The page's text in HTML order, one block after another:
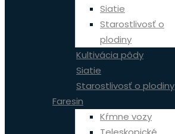
Siatie
Starostlivosť o
plodiny
Kultivácia pôdy
Siatie
Starostlivosť o plodiny
Faresin
Kŕmne vozy